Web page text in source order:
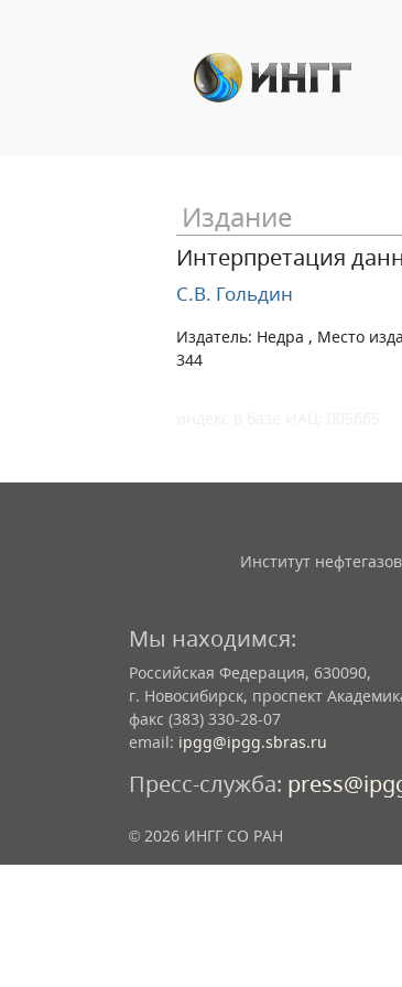
Издание
Интерпретация
С.В. Гольдин
Издатель: Недра , Место
344
Институт
Мы находимся:
Российская Федерация, 630090,
г. Новосибирск, проспект
факс (383) 330-28-07
email: ipgg@ipgg.sbras.ru
Пресс-служба:
© 2026 ИНГГ СО РАН